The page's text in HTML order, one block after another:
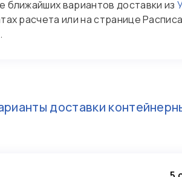
ближайших вариантов доставки из
расчета или на странице
доставки